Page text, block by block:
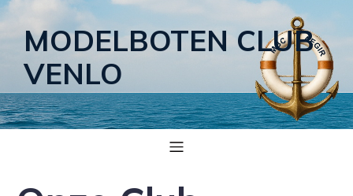
MODELBOTEN CLUB
VENLO